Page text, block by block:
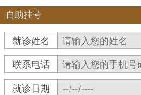
自助挂号
就诊姓名
联系电话
就诊日期